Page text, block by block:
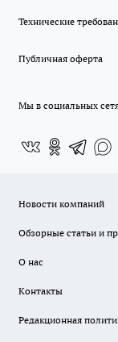
Технические
Публичная оферта
Мы в социальных
Новости компаний
Обзорные статьи и
О нас
Контакты
Редакционная